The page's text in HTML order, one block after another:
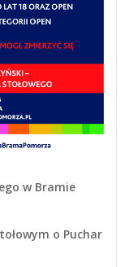
w Bramie
o Puchar